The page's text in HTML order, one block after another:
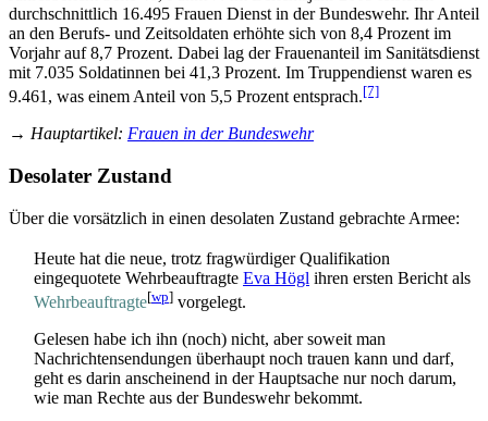
durchschnittlich 16.495 Frauen Dienst in der Bundeswehr. Ihr Anteil
an den Berufs- und Zeit­soldaten erhöhte sich von 8,4 Prozent im
Vorjahr auf 8,7 Prozent. Dabei lag der Frauenanteil im Sanitätsdienst
mit 7.035 Soldatinnen bei 41,3 Prozent. Im Truppendienst waren es
9.461, was einem Anteil von 5,5 Prozent entsprach.[7]
→ Hauptartikel: Frauen in der Bundeswehr
Desolater Zustand
Über die vorsätzlich in einen desolaten Zustand gebrachte Armee:
Heute hat die neue, trotz fragwürdiger Qualifikation
eingequotete Wehr­beauftragte Eva Högl ihren ersten Bericht als
Wehrbeauftragte[wp] vorgelegt.
Gelesen habe ich ihn (noch) nicht, aber soweit man
Nachrichten­sendungen überhaupt noch trauen kann und darf,
geht es darin anscheinend in der Hauptsache nur noch darum,
wie man Rechte aus der Bundeswehr bekommt.